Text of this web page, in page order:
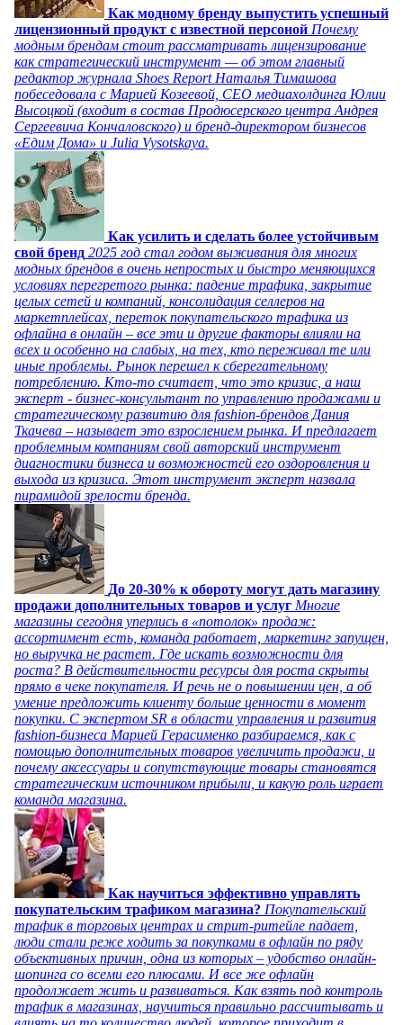
Как модному бренду выпустить успешный
лицензионный продукт с известной персоной Почему
модным брендам стоит рассматривать лицензирование
как стратегический инструмент — об этом главный
редактор журнала Shoes Report Наталья Тимашова
побеседовала с Марией Козеевой, СЕО медиахолдинга Юлии
Высоцкой (входит в состав Продюсерского центра Андрея
Сергеевича Кончаловского) и бренд-директором бизнесов
«Едим Дома» и Julia Vysotskaya.
Как усилить и сделать более устойчивым
свой бренд 2025 год стал годом выживания для многих
модных брендов в очень непростых и быстро меняющихся
условиях перегретого рынка: падение трафика, закрытие
целых сетей и компаний, консолидация селлеров на
маркетплейсах, переток покупательского трафика из
офлайна в онлайн – все эти и другие факторы влияли на
всех и особенно на слабых, на тех, кто переживал те или
иные проблемы. Рынок перешел к сберегательному
потреблению. Кто-то считает, что это кризис, а наш
эксперт - бизнес-консультант по управлению продажами и
стратегическому развитию для fashion-брендов Дания
Ткачева – называет это взрослением рынка. И предлагает
проблемным компаниям свой авторский инструмент
диагностики бизнеса и возможностей его оздоровления и
выхода из кризиса. Этот инструмент эксперт назвала
пирамидой зрелости бренда.
До 20-30% к обороту могут дать магазину
продажи дополнительных товаров и услуг Многие
магазины сегодня уперлись в «потолок» продаж:
ассортимент есть, команда работает, маркетинг запущен,
но выручка не растет. Где искать возможности для
роста? В действительности ресурсы для роста скрыты
прямо в чеке покупателя. И речь не о повышении цен, а об
умение предложить клиенту больше ценности в момент
покупки. С экспертом SR в области управления и развития
fashion-бизнеса Марией Герасименко разбираемся, как с
помощью дополнительных товаров увеличить продажи, и
почему аксессуары и сопутствующие товары становятся
стратегическим источником прибыли, и какую роль играет
команда магазина.
Как научиться эффективно управлять
покупательским трафиком магазина? Покупательский
трафик в торговых центрах и стрит-ритейле падает,
люди стали реже ходить за покупками в офлайн по ряду
объективных причин, одна из которых – удобство онлайн-
шопинга со всеми его плюсами. И все же офлайн
продолжает жить и развиваться. Как взять под контроль
трафик в магазинах, научиться правильно рассчитывать и